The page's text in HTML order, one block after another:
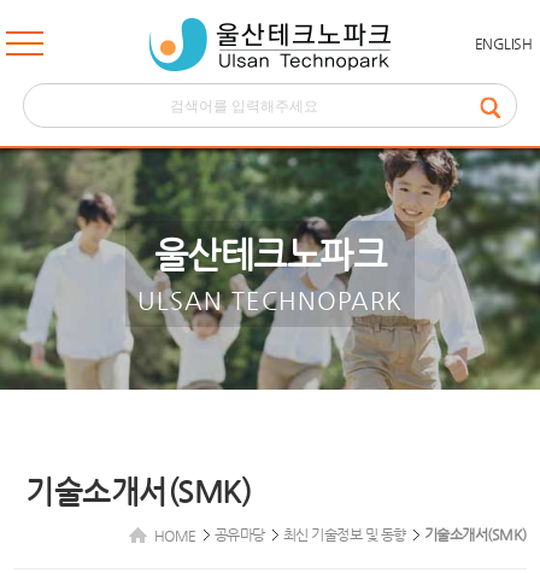
ENGLISH
울산테크노파크
ULSAN TECHNOPARK
기술소개서(SMK)
HOME 공유마당 최신 기술정보 및 동향 기술소개서(SMK)